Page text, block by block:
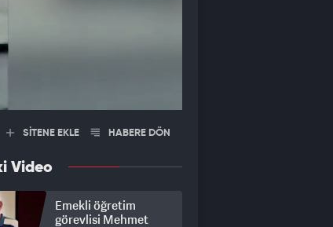
SİTENE EKLE HABERE DÖN
Video
Emekli öğretim
görevlisi Mehmet